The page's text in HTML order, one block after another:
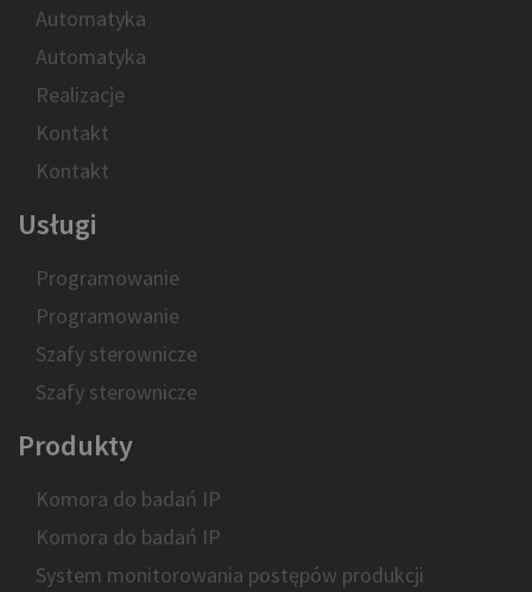
Automatyka
Automatyka
Realizacje
Kontakt
Kontakt
Usługi
Programowanie
Programowanie
Szafy sterownicze
Szafy sterownicze
Produkty
Komora do badań IP
Komora do badań IP
System monitorowania postępów produkcji